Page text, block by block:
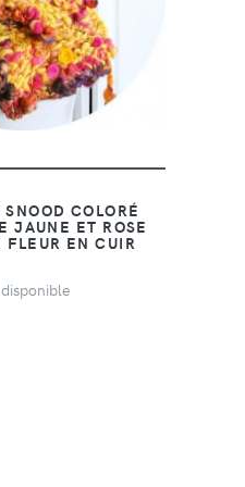
COLORÉ
JAUNE ET ROSE
FLEUR EN CUIR